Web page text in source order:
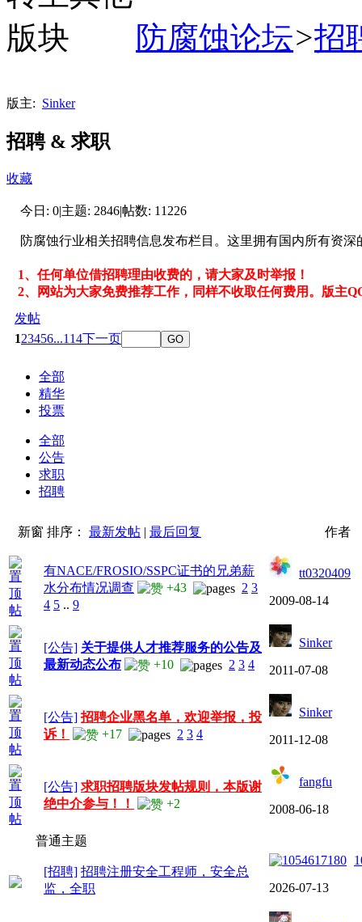
防腐蚀论坛>招
版主: Sinker
招聘 & 求职
收藏
今日: 0|主题: 2846|帖数: 11226
防腐蚀行业相关招聘信息发布栏目。这里拥有国内所有资深
1、任何单位借招聘理由收费的，请大家及时举报！
2、网站为大家免费推荐工作，同样不收取任何费用。版主
发帖
123456...114下一页 GO
全部
精华
投票
全部
公告
求职
招聘
新窗 排序： 最新发帖 | 最后回复 作者
有NACE/FROSIO/SSPC证书的兄弟薪
水分布情况调查
+43 2 3
4 5 .. 9
tt0320409
2009-08-14
[公告] 关于提供人才推荐服务的公告及
最新动态公布
+10 2 3 4
Sinker
2011-07-08
[公告] 招聘企业黑名单，欢迎举报，投
诉！
+17 2 3 4
Sinker
2011-12-08
[公告] 求职招聘版块发帖规则，本版谢
绝中介参与！！
+2
fangfu
2008-06-18
普通主题
[招聘] 招聘注册安全工程师，安全总
监，全职
2026-07-13